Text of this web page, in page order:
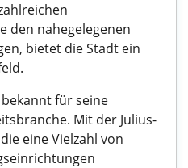
den nahegelegenen
bietet die Stadt ein
für seine
Mit der Julius-
eine Vielzahl von